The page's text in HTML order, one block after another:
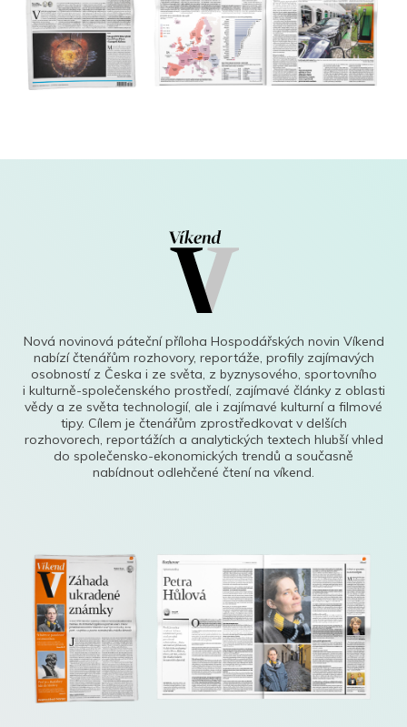
Nová novinová páteční příloha Hospodářských novin Víkend
nabízí čtenářům rozhovory, reportáže, profily zajímavých
osobností z Česka i ze světa, z byznysového, sportovního
i kulturně-společenského prostředí, zajímavé články z oblasti
vědy a ze světa technologií, ale i zajímavé kulturní a filmové
tipy. Cílem je čtenářům zprostředkovat v delších
rozhovorech, reportážích a analytických textech hlubší vhled
do společensko-ekonomických trendů a současně
nabídnout odlehčené čtení na víkend.